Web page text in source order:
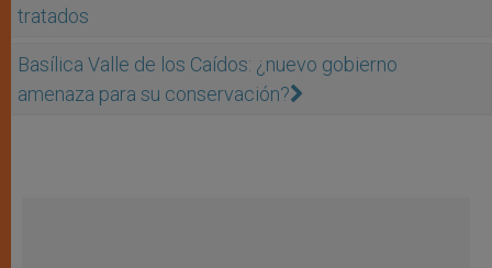
tratados
Basílica Valle de los Caídos: ¿nuevo gobierno
amenaza para su conservación?